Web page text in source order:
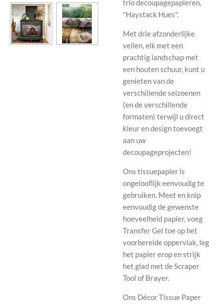
trio decoupagepapieren,
"Haystack Hues".
Met drie afzonderlijke
vellen, elk met een
prachtig landschap met
een houten schuur, kunt u
genieten van de
verschillende seizoenen
(en de verschillende
formaten) terwijl u direct
kleur en design toevoegt
aan uw
decoupageprojecten!
Ons tissuepapier is
ongelooflijk eenvoudig te
gebruiken. Meet en knip
eenvoudig de gewenste
hoeveelheid papier, voeg
Transfer Gel toe op het
voorbereide oppervlak, leg
het papier erop en strijk
het glad met de Scraper
Tool of Brayer.
Ons Décor Tissue Paper